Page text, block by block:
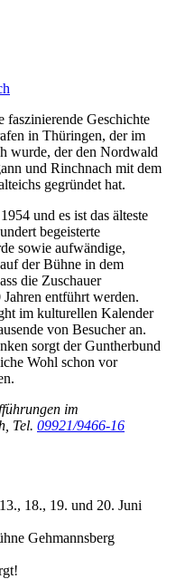
faszinierende Geschichte
in Thüringen, der im
wurde, der den Nordwald
und Rinchnach mit dem
gegründet hat.
und es ist das älteste
begeisterte
sowie aufwändige,
der Bühne in dem
die Zuschauer
entführt werden.
im kulturellen Kalender
von Besucher an.
sorgt der Guntherbund
Wohl schon vor
im
Tel. 09921/9466-16
18., 19. und 20. Juni
Gehmannsberg